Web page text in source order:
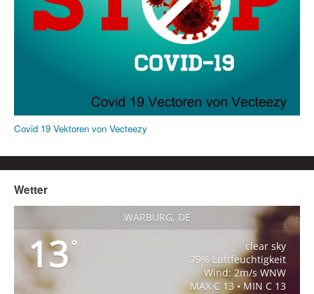
Covid 19 Vektoren von Vecteezy
Wetter
WARBURG, DE
13°
clear sky
79% Luftfeuchtigkeit
Wind: 2m/s WNW
MAX C 13 • MIN C 13